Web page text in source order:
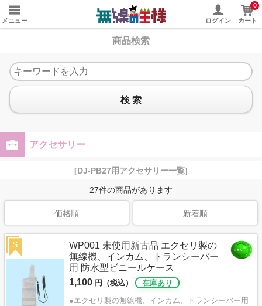
メニュー ログイン
0
カート
商品検索
検 索
アクセサリー
[DJ-PB27用アクセサリー一覧]
27件の商品があります
価格順 新着順
WP001 未使用新古品 エクセリ製の
無線機、インカム、トランシーバー
用 防水型ビニールケース
1,100 円（税込）
在庫あり
●エクセリ製の無線機、インカム、トランシーバー用
S